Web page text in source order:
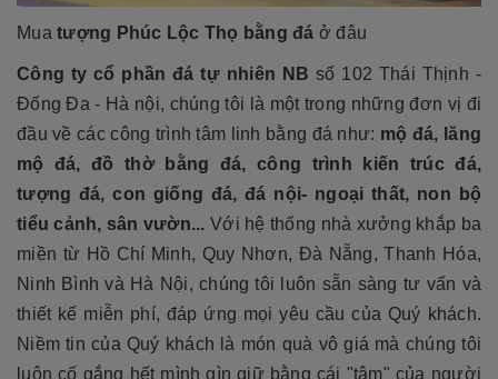
Mua tượng Phúc Lộc Thọ bằng đá ở đâu
Công ty cổ phần đá tự nhiên NB số 102 Thái Thịnh -
Đống Đa - Hà nội, chúng tôi là một trong những đơn vị đi
đầu về các công trình tâm linh bằng đá như: mộ đá, lăng
mộ đá, đồ thờ bằng đá, công trình kiến trúc đá,
tượng đá, con giống đá, đá nội- ngoại thất, non bộ
tiểu cảnh, sân vườn...Với hệ thống nhà xưởng khắp ba
miền từ Hồ Chí Minh, Quy Nhơn, Đà Nẵng, Thanh Hóa,
Ninh Bình và Hà Nội, chúng tôi luôn sẵn sàng tư vấn và
thiết kế miễn phí, đáp ứng mọi yêu cầu của Quý khách.
Niềm tin của Quý khách là món quà vô giá mà chúng tôi
luôn cố gắng hết mình gìn giữ bằng cái "tâm" của người